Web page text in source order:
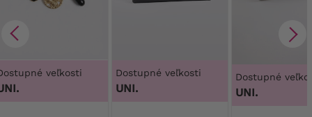
veľkosti Dostupné veľkosti
UNI.
Dostupné
UNI.